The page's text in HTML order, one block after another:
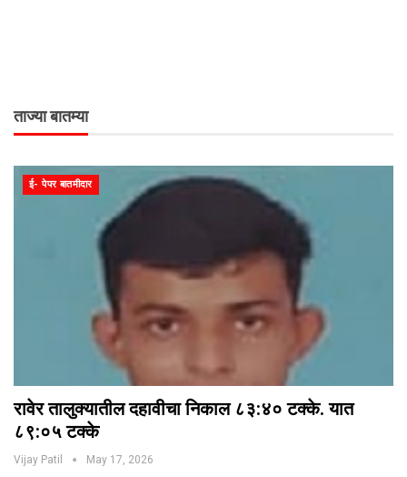
ताज्या बातम्या
ई- पेपर बातमीदार
रावेर तालुक्यातील दहावीचा निकाल ८३:४० टक्के. यात
८९:०५ टक्के
Vijay Patil May 17, 2026